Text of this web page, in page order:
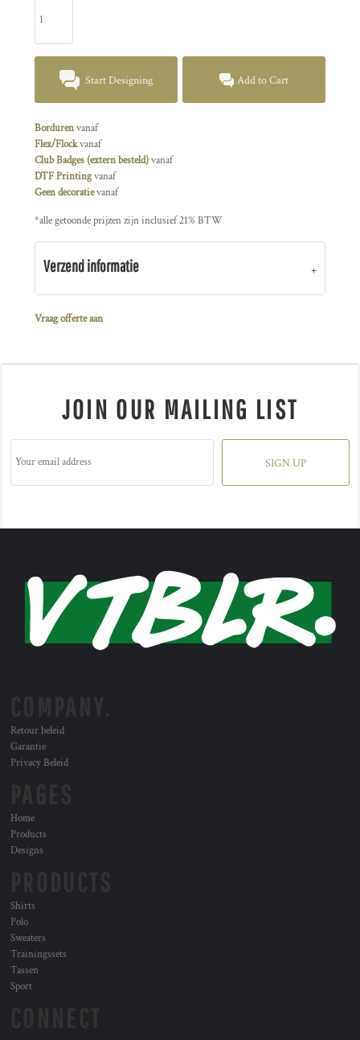
Start Designing Add to Cart
Bordurenvanaf
Flex/Flockvanaf
Club Badges (extern besteld)vanaf
DTF Printingvanaf
Geen decoratievanaf
*alle getoonde prijzen zijn inclusief 21% BTW
Verzend informatie
Vraag offerte aan
JOIN OUR MAILING LIST
SIGN UP
Retour beleid
Garantie
Privacy Beleid
Home
Products
Designs
Shirts
Polo
Sweaters
Trainingssets
Tassen
Sport